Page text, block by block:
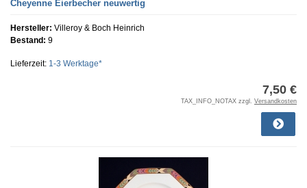
Cheyenne Eierbecher neuwertig
Hersteller: Villeroy & Boch Heinrich
Bestand: 9
Lieferzeit: 1-3 Werktage*
7,50 €
TAX_INFO_NOTAX zzgl. Versandkosten